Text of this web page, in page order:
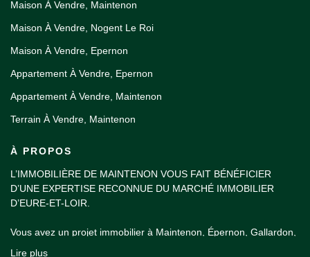
Maison À Vendre, Maintenon
Maison À Vendre, Nogent Le Roi
Maison À Vendre, Epernon
Appartement À Vendre, Epernon
Appartement À Vendre, Maintenon
Terrain À Vendre, Maintenon
À PROPOS
L’IMMOBILIÈRE DE MAINTENON VOUS FAIT BÉNÉFICIER
D’UNE EXPERTISE RECONNUE DU MARCHÉ IMMOBILIER
D’EURE-ET-LOIR.
Vous avez un projet immobilier à Maintenon, Épernon, Gallardon,
Lire plus